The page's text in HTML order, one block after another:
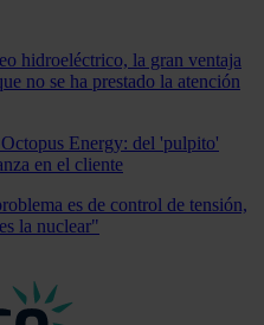
hidroeléctrico, la gran ventaja
no se ha prestado la atención
Energy: del 'pulpito'
en el cliente
es de control de tensión,
la nuclear"